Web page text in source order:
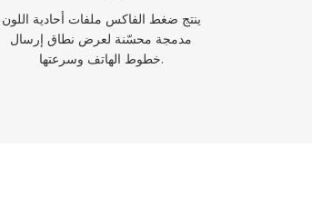
ينتج ضغط الفاكس ملفات أحادية اللون
مدمجة محسّنة لعرض نطاق إرسال
خطوط الهاتف وسرعتها.